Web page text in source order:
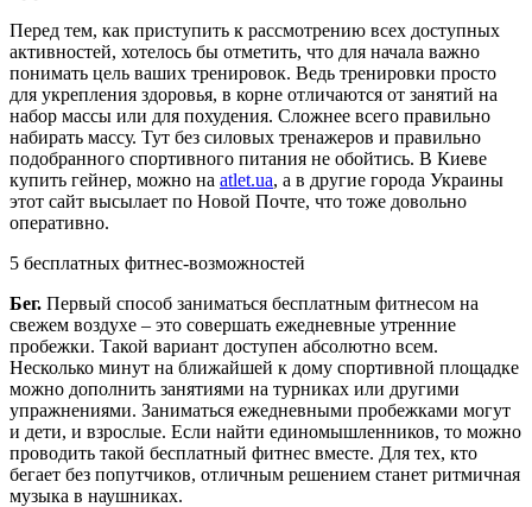
Перед тем, как приступить к рассмотрению всех доступных
активностей, хотелось бы отметить, что для начала важно
понимать цель ваших тренировок. Ведь тренировки просто
для укрепления здоровья, в корне отличаются от занятий на
набор массы или для похудения. Сложнее всего правильно
набирать массу. Тут без силовых тренажеров и правильно
подобранного спортивного питания не обойтись. В Киеве
купить гейнер, можно на atlet.ua, а в другие города Украины
этот сайт высылает по Новой Почте, что тоже довольно
оперативно.
5 бесплатных фитнес-возможностей
Бег. Первый способ заниматься бесплатным фитнесом на
свежем воздухе – это совершать ежедневные утренние
пробежки. Такой вариант доступен абсолютно всем.
Несколько минут на ближайшей к дому спортивной площадке
можно дополнить занятиями на турниках или другими
упражнениями. Заниматься ежедневными пробежками могут
и дети, и взрослые. Если найти единомышленников, то можно
проводить такой бесплатный фитнес вместе. Для тех, кто
бегает без попутчиков, отличным решением станет ритмичная
музыка в наушниках.